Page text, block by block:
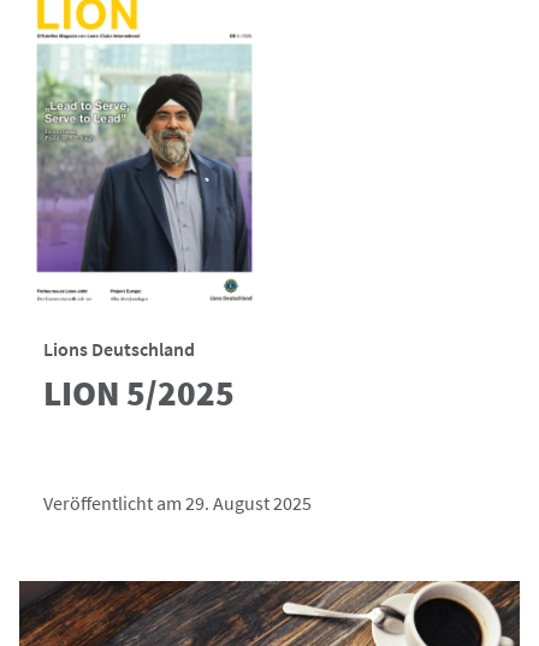
Lions Deutschland
LION 5/2025
Veröffentlicht am 29. August 2025